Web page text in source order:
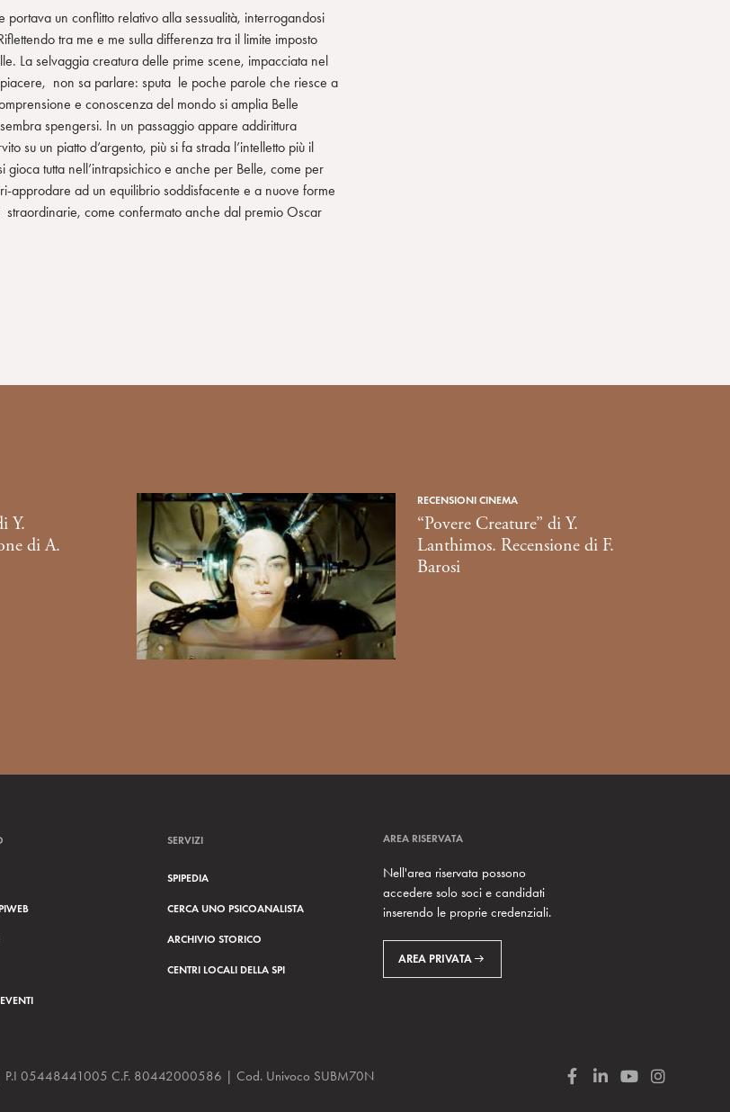
un conflitto relativo alla sessualità, interrogandosi
tra me e me sulla differenza tra il limite imposto
La selvaggia creatura delle prime scene, impacciata nel
non sa parlare: sputa le poche parole che riesce a
e conoscenza del mondo si amplia Belle
spengersi. In un passaggio appare addirittura
su un piatto d’argento, più si fa strada l’intelletto più il
tutta nell’intrapsichico e anche per Belle, come per
approdare ad un equilibrio soddisfacente e a nuove forme
straordinarie, come confermato anche dal premio Oscar
Y.
di A.
RECENSIONI CINEMA
“Povere Creature” di Y.
Lanthimos. Recensione di F.
Barosi
SERVIZI
SPIPEDIA
CERCA UNO PSICOANALISTA
ARCHIVIO STORICO
CENTRI LOCALI DELLA SPI
AREA RISERVATA
Nell'area riservata possono
accedere solo soci e candidati
inserendo le proprie credenziali.
AREA PRIVATA
P.I 05448441005 C.F. 80442000586 | Cod. Univoco SUBM70N
F
L
Y
I